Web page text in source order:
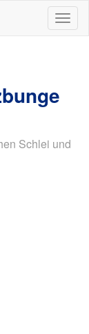
ein-/
Schlei und